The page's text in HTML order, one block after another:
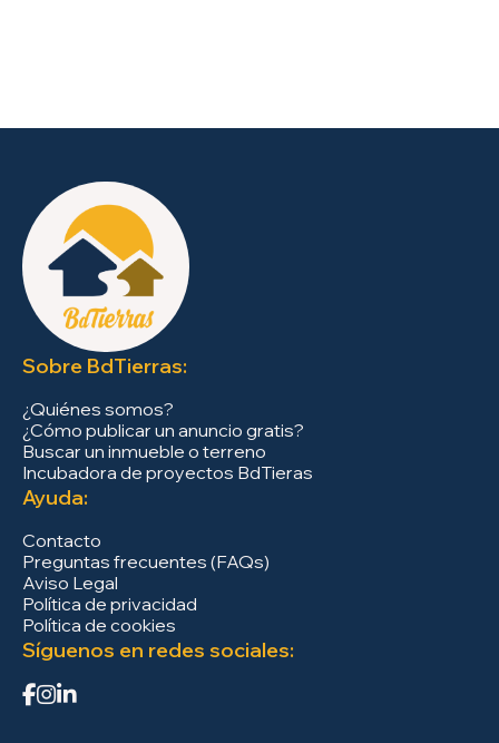
Sobre BdTierras:
¿Quiénes somos?
¿Cómo publicar un anuncio gratis?
Buscar un inmueble o terreno
Incubadora de proyectos BdTieras
Ayuda:
Contacto
Preguntas frecuentes (FAQs)
Aviso Legal
Política de privacidad
Política de cookies
Síguenos en redes sociales: